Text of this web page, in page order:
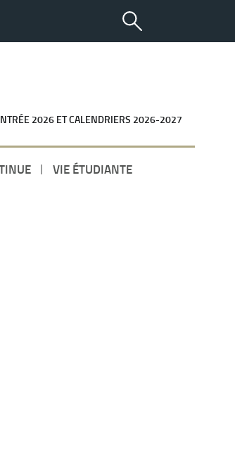
2026 ET CALENDRIERS 2026-2027
VIE ÉTUDIANTE